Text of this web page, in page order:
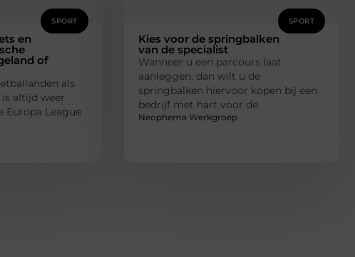
SPORT
en
of
als
is altijd weer
Europa League
SPORT
Kies voor de springbalken
van de specialist
Wanneer u een parcours laat
aanleggen, dan wilt u de
springbalken hiervoor kopen bij een
bedrijf met hart voor de
Neophema Werkgroep